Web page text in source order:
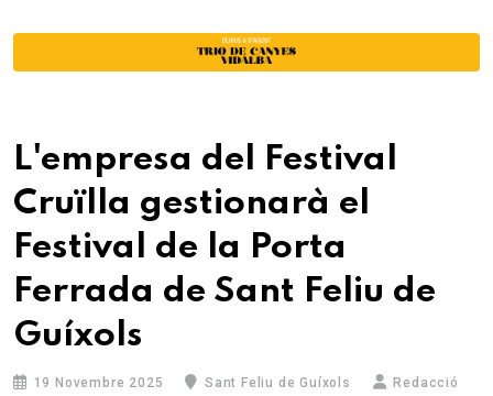
L'empresa del Festival
Cruïlla gestionarà el
Festival de la Porta
Ferrada de Sant Feliu de
Guíxols
19 Novembre 2025 Sant Feliu de Guíxols Redacció